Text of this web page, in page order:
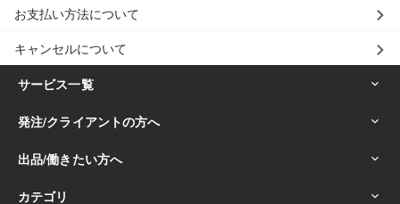
お支払い方法について
キャンセルについて